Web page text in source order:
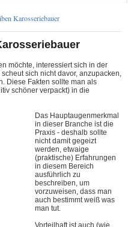
Karosseriebauer
möchte, interessiert sich in der
sich nicht davor, anzupacken,
Diese Fakten sollte man als
schöner verpackt) in die
Das Hauptaugenmerkmal
in dieser Branche ist die
Praxis - deshalb sollte
nicht damit gegeizt
werden, etwaige
(praktische) Erfahrungen
in diesem Bereich
ausführlich zu
beschreiben, um
vorzuweisen, dass man
auch bestimmt weiß was
man tut.
Vorteilhaft ist auch (wie